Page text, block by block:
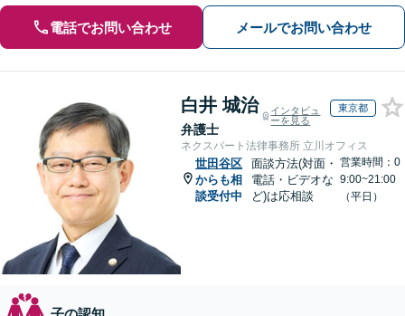
電話でお問い合わせ メールでお問い合わせ
白井 城治
弁護士
インタビュ
ーを見る
東京都
ネクスパート法律事務所 立川オフィス
世田谷区
からも相
談受付中
面談方法(対面・
電話・ビデオな
ど)は応相談
営業時間：0
9:00~21:00
（平日）